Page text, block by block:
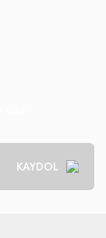
KAYDOL